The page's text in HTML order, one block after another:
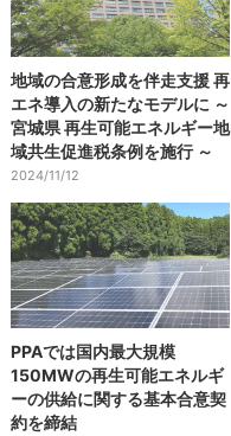
地域の合意形成を伴走支援 再
エネ導入の新たなモデルに ～
宮城県 再生可能エネルギー地
域共生促進税条例を施行 ～
2024/11/12
PPAでは国内最大規模
150MWの再生可能エネルギ
ーの供給に関する基本合意契
約を締結